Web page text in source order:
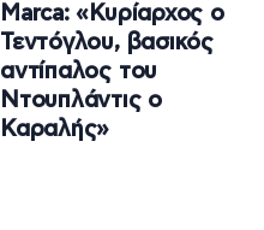
Marca: «Κυρίαρχος ο
Τεντόγλου, βασικός
αντίπαλος του
Ντουπλάντις ο
Καραλής»